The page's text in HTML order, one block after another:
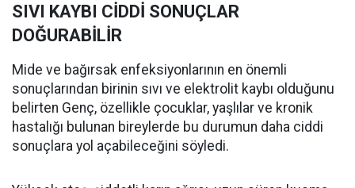
SIVI KAYBI CİDDİ SONUÇLAR
DOĞURABİLİR
Mide ve bağırsak enfeksiyonlarının en önemli
sonuçlarından birinin sıvı ve elektrolit kaybı olduğunu
belirten Genç, özellikle çocuklar, yaşlılar ve kronik
hastalığı bulunan bireylerde bu durumun daha ciddi
sonuçlara yol açabileceğini söyledi.